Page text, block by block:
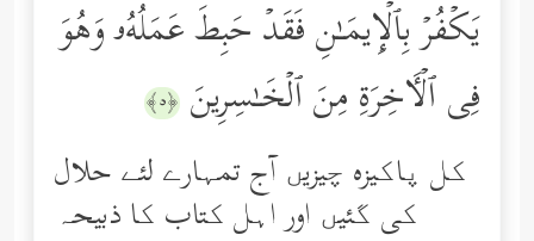
یَكۡفُرۡ بِٱلۡإِیمَـٰنِ فَقَدۡ حَبِطَ عَمَلُهُۥ وَهُوَ
فِی ٱلۡـَٔاخِرَةِ مِنَ ٱلۡخَـٰسِرِینَ ﴿٥﴾
کل پاکیزه چیزیں آج تمہارے لئے حلال
کی گئیں اور اہل کتاب کا ذبیحہ